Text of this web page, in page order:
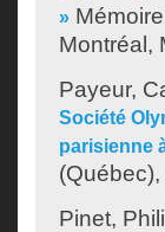
»
Montréal,
Payeur,
Société
parisienne
Pinet,